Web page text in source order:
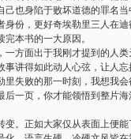
也身陷于败坏道德的罪名
份，更好奇埃勒里三人在
本书的一大原因。
方面出于我刚才提到的人
讲得如此动人心弦，让人
失败的那一时刻，我想我会
一页，你才能领悟到整片海
。正如大家仅从表面上便